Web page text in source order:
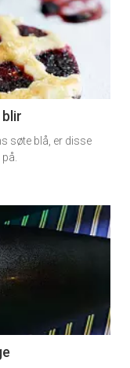
søte blå, er disse